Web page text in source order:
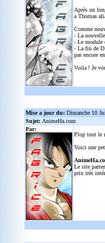
Après un
a Thomas
Comme
- La
- Le module
- La fin de
pas encore
Voila ! Je
Mise a jour du: Dimanche 10
Sujet: AnimeHa.com
Par:
Plop tout le
Voici une
Le site
prix très